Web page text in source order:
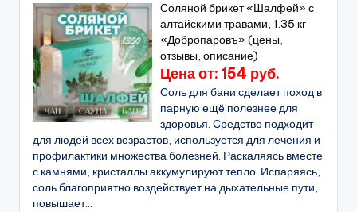
Соляной брикет «Шалфей» с
алтайскими травами, 1.35 кг
«Добропаровъ» (цены,
отзывы, описание)
Цена от: 154 руб.
Соль для бани сделает поход в
парную ещё полезнее для
здоровья. Средство подходит
для людей всех возрастов, используется для лечения и
профилактики множества болезней. Раскаляясь вместе
с камнями, кристаллы аккумулируют тепло. Испаряясь,
соль благоприятно воздействует на дыхательные пути,
повышает...